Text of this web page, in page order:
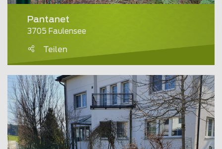
Pantanet
3705 Faulensee
Teilen